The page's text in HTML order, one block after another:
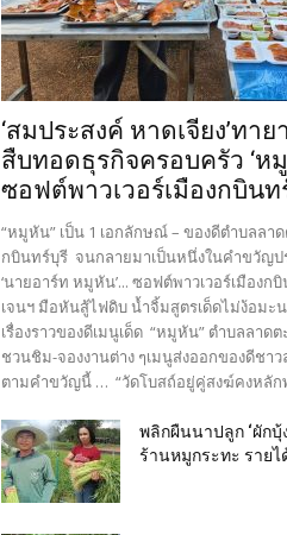
‘สมประสงค์ หาดเจียง’ทาย
สืบทอดธุรกิจครอบครัว ‘ห
ซอฟต์พาวเวอร์เมืองกบินท
“หมูหัน” เป็น 1 เอกลักษณ์ – ของดีตำบลลาด
กบินทร์บุรี จนกลายมาเป็นหนึ่งในคำขวัญป
‘นายอาร์ท หมูหัน’... ซอฟต์พาวเวอร์เมืองก
เจนฯ มือหันสู้ไฟดิบ น้ำจิ้มสูตรเด็ดไม่ง้อมะน
เรื่องราวของดีเมนูเด็ด “หมูหัน” ตำบลลาด
ชวนชิม-จองงานต่าง ๆเมนูส่งออกของดีชา
ตามคำขวัญนี้ … “วัดโบสถ์อยู่คู่สงฆ์คงหลัก
พลิกผืนนาปลูก ‘ผักบุ้
ร้านหมูกระทะ รายไ